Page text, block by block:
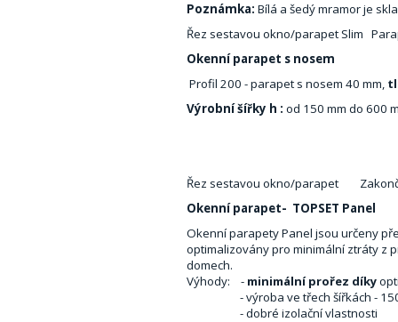
Poznámka: Bílá a šedý mramor je
Řez sestavou okno/parapet Slim
Okenní parapet s nosem
Profil 200 - parapet s nosem 40 mm,
Výrobní šířky h : od 150 mm do 600
Řez sestavou okno/parapet
Okenní parapet- TOPSET Panel
Okenní parapety Panel jsou určeny
optimalizovány pro minimální ztráty z
domech.
Výhody: - minimální prořez díky
- výroba ve třech šířkách - 150,
- dobré izolační vlastnosti